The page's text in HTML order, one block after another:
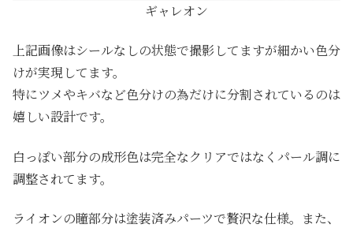
ギャレオン
上記画像はシールなしの状態で撮影してますが細かい色分
けが実現してます。
特にツメやキバなど色分けの為だけに分割されているのは
嬉しい設計です。
白っぽい部分の成形色は完全なクリアではなくパール調に
調整されてます。
ライオンの瞳部分は塗装済みパーツで贅沢な仕様。また、